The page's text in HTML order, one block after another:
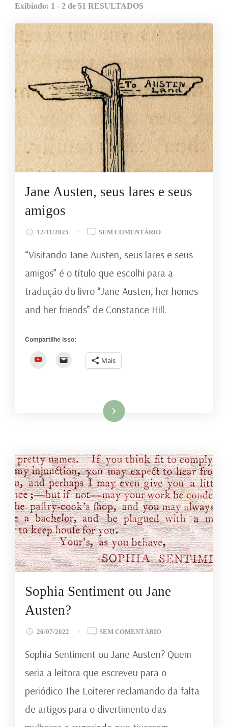
Exibindo: 1 - 2 de 51 RESULTADOS
Jane Austen, seus lares e seus
amigos
12/11/2025 SEM COMENTÁRIOEM
AUSTEN,
LARES
E
AMIGOS
“Visitando Jane Austen, seus lares e seus
amigos” é o título que escolhi para a
tradução do livro “Jane Austen, her homes
and her friends” de Constance Hill.
Compartilhe isso:
YouTube Mais
Ler mais
Sophia Sentiment ou Jane
Austen?
26/07/2022 SEM COMENTÁRIOEM
SENTIMENT
JANE
AUSTEN?
Sophia Sentiment ou Jane Austen? Quem
seria a leitora que escreveu para o
periódico The Loiterer reclamando da falta
de artigos para o divertimento das